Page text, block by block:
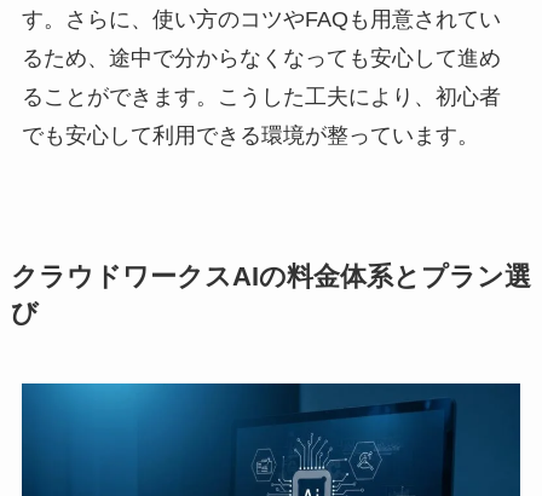
す。さらに、使い方のコツやFAQも用意されてい
るため、途中で分からなくなっても安心して進め
ることができます。こうした工夫により、初心者
でも安心して利用できる環境が整っています。
クラウドワークスAIの料金体系とプラン選
び